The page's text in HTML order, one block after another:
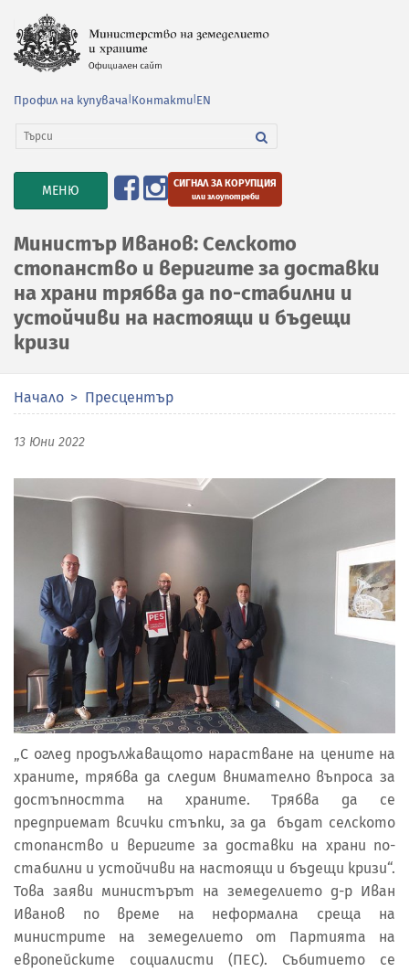
Профил на купувача Контакти EN
TOGGLE
NAVIGATION
МЕНЮ СИГНАЛ ЗА КОРУПЦИЯ
или злоупотреби
Министър Иванов: Селското
стопанство и веригите за доставки
на храни трябва да по-стабилни и
устойчиви на настоящи и бъдещи
кризи
Начало Пресцентър
13 Юни 2022
„С оглед продължаващото нарастване на цените на
храните, трябва да следим внимателно въпроса за
достъпността на храните. Трябва да се
предприемат всички стъпки, за да бъдат селското
стопанство и веригите за доставки на храни по-
стабилни и устойчиви на настоящи и бъдещи кризи“.
Това заяви министърът на земеделието д-р Иван
Иванов по време на неформална среща на
министрите на земеделието от Партията на
европейските социалисти (ПЕС). Събитието се